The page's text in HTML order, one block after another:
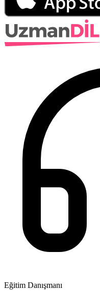
Eğitim Danışmanı